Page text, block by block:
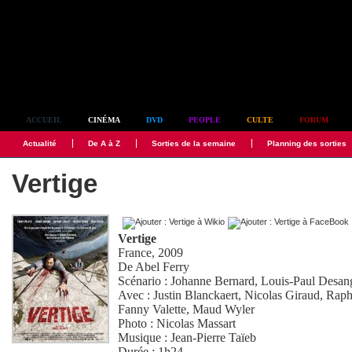
ACCUEIL CINÉMA DVD PEOPLE CULTE FORUM
Actualité De A à Z Sorties de la semaine Planning des sorties
Vertige
Vertige
France, 2009
De Abel Ferry
Scénario :Johanne Bernard,Louis-Paul
Avec :Justin Blanckaert,Nicolas Giraud,
Fanny Valette,Maud Wyler
Photo :Nicolas Massart
Musique :Jean-Pierre Taïeb